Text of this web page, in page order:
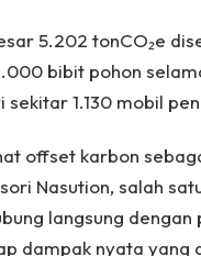
5.202 tonCO₂e
bibit pohon
1.130 mobil
offset karbon
Nasution, salah
langsung
dampak nyata yang